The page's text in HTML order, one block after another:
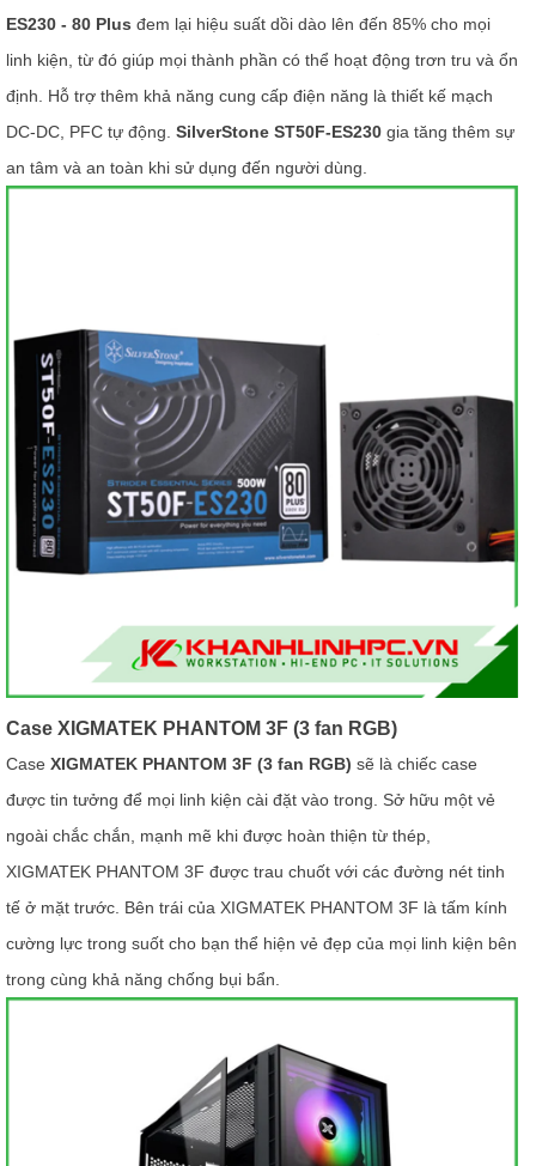
ES230 - 80 Plus đem lại hiệu suất dồi dào lên đến 85% cho mọi
linh kiện, từ đó giúp mọi thành phần có thể hoạt động trơn tru và ổn
định. Hỗ trợ thêm khả năng cung cấp điện năng là thiết kế mạch
DC-DC, PFC tự động. SilverStone ST50F-ES230 gia tăng thêm sự
an tâm và an toàn khi sử dụng đến người dùng.
Case XIGMATEK PHANTOM 3F (3 fan RGB)
Case XIGMATEK PHANTOM 3F (3 fan RGB) sẽ là chiếc case
được tin tưởng để mọi linh kiện cài đặt vào trong. Sở hữu một vẻ
ngoài chắc chắn, mạnh mẽ khi được hoàn thiện từ thép,
XIGMATEK PHANTOM 3F được trau chuốt với các đường nét tinh
tế ở mặt trước. Bên trái của XIGMATEK PHANTOM 3F là tấm kính
cường lực trong suốt cho bạn thể hiện vẻ đẹp của mọi linh kiện bên
trong cùng khả năng chống bụi bẩn.